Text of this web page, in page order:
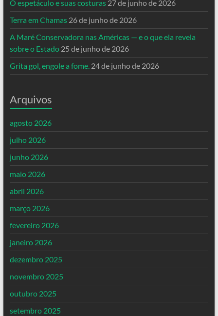
O espetáculo e suas costuras 27 de junho de 2026
Terra em Chamas 26 de junho de 2026
A Maré Conservadora nas Américas — e o que ela revela
sobre o Estado 25 de junho de 2026
Grita gol, engole a fome. 24 de junho de 2026
Arquivos
agosto 2026
julho 2026
junho 2026
maio 2026
abril 2026
março 2026
fevereiro 2026
janeiro 2026
dezembro 2025
novembro 2025
outubro 2025
setembro 2025